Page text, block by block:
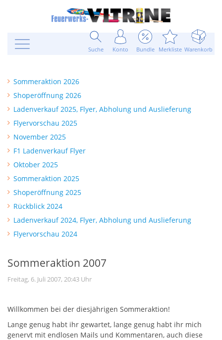
Suche Konto Bundle Merkliste Warenkorb
Sommeraktion 2026
Shoperöffnung 2026
Ladenverkauf 2025, Flyer, Abholung und Auslieferung
Flyervorschau 2025
November 2025
F1 Ladenverkauf Flyer
Oktober 2025
Sommeraktion 2025
Shoperöffnung 2025
Rückblick 2024
Ladenverkauf 2024, Flyer, Abholung und Auslieferung
Flyervorschau 2024
Sommeraktion 2007
Freitag, 6. Juli 2007, 20:43 Uhr
Willkommen bei der diesjährigen Sommeraktion!
Lange genug habt ihr gewartet, lange genug habt ihr mich
genervt mit endlosen Mails und Kommentaren, auch diese